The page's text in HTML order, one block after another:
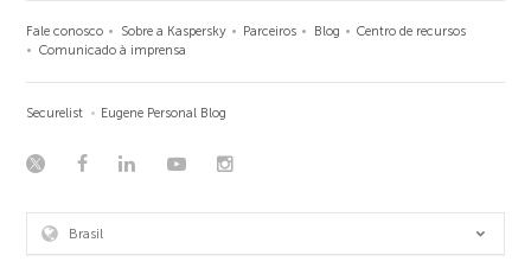
Fale conosco Sobre a Kaspersky Parceiros Blog
Centro de recursos
Comunicado à imprensa
Securelist Eugene Personal Blog
Brasil